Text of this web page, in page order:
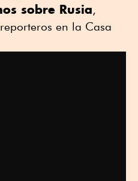
sobre Rusia,
en la Casa